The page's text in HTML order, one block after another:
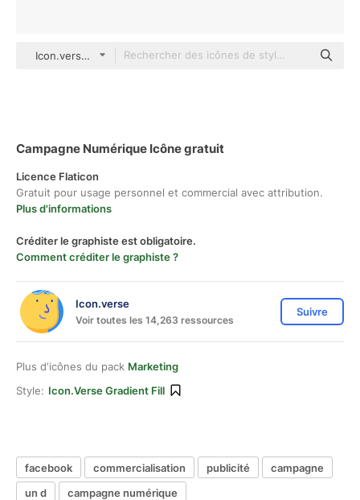
Icon.verse gradient fill
Campagne Numérique Icône gratuit
Licence Flaticon
Gratuit pour usage personnel et commercial avec attribution.
Plus d'informations
Créditer le graphiste est obligatoire.
Comment créditer le graphiste ?
Icon.verse
Voir toutes les 14,263 ressources
Suivre
Plus d'icônes du pack Marketing
Style: Icon.verse Gradient Fill
facebook commercialisation publicité
campagne
un d
campagne numérique